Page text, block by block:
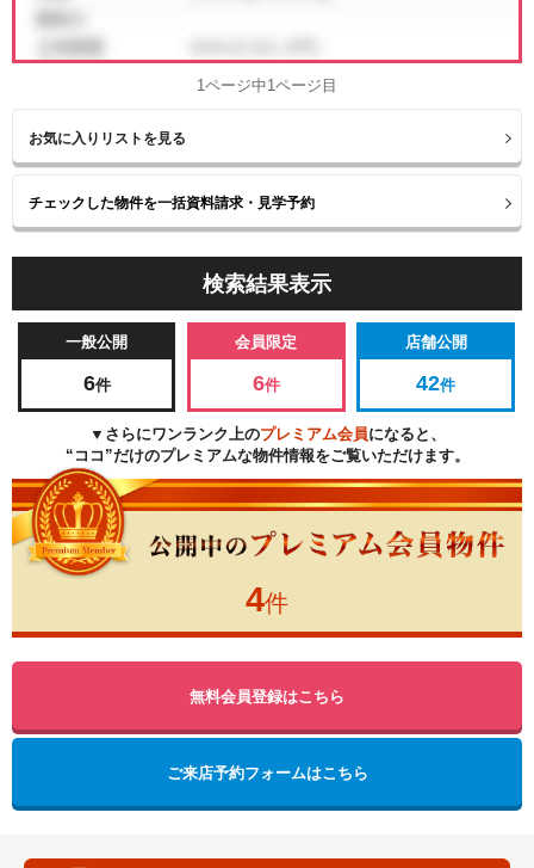
1ページ中1ページ目
お気に入りリストを見る
検索結果表示
一般公開
6件
会員限定
6件
店舗公開
42件
▼さらにワンランク上のプレミアム会員になると、
“ココ”だけのプレミアムな物件情報をご覧いただけます。
4件
無料会員登録はこちら
ご来店予約フォームはこちら